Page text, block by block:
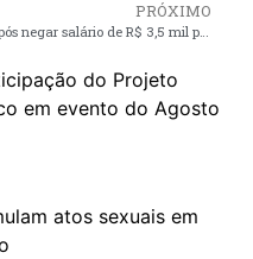
PRÓXIMO
Após negar salário de R$ 3,5 mil por mês, jornalista é processado pelo prefeito de São João Batista
do Projeto
em evento do Agosto
atos sexuais em